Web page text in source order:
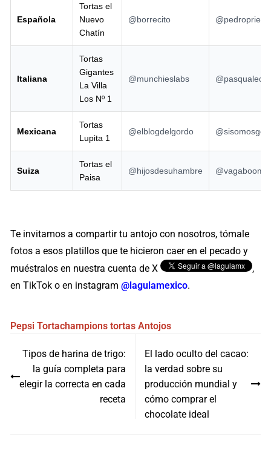
Española
Tortas el
Nuevo
Chatín
@borrecito
Italiana
Tortas
Gigantes
La Villa
Los Nº 1
@munchieslabs
Mexicana
Tortas
Lupita 1
@elblogdelgordo
Suiza
Tortas el
Paisa
@hijosdesuhambre @vagaboom
Te invitamos a compartir tu antojo con nosotros, tómale
fotos a esos platillos que te hicieron caer en el pecado y
muéstralos en nuestra cuenta de X
,
en TikTok o en instagram@lagulamexico.
Pepsi Tortachampions tortas Antojos
de
entradas
Tipos de harina de trigo:
la guía completa para
elegir la correcta en cada
receta
El lado oculto del cacao:
la verdad sobre su
producción mundial y
cómo comprar el
chocolate ideal